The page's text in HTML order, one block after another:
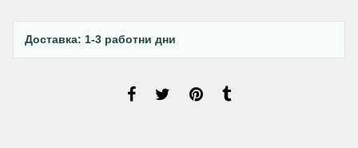
Доставка: 1-3 работни дни